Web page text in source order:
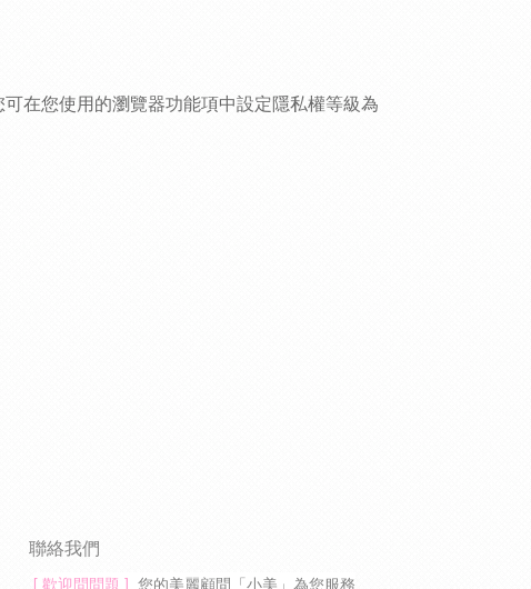
在您使用的瀏覽器功能項中設定隱私權等級為
聯絡我們
[ 歡迎問問題 ] 您的美麗顧問「小美」為您服務